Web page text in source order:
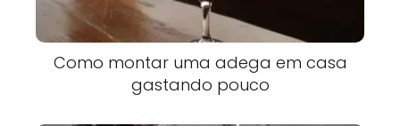
Como montar uma adega em casa
gastando pouco